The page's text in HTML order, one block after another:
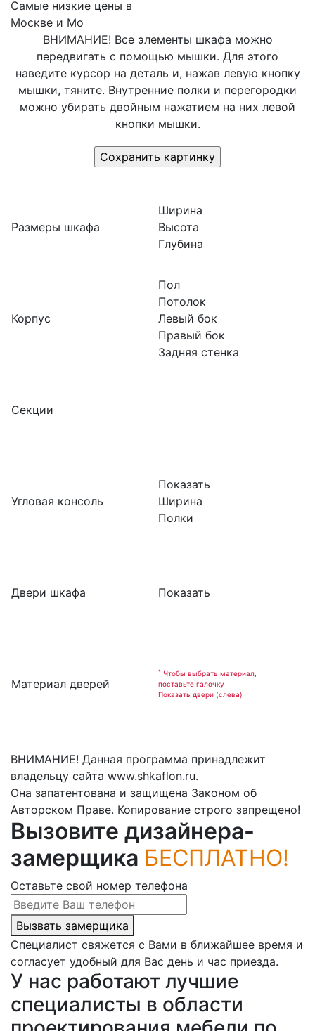
Самые низкие цены в
Москве и Мо
ВНИМАНИЕ! Все элементы шкафа можно
передвигать с помощью мышки. Для этого
наведите курсор на деталь и, нажав левую кнопку
мышки, тяните. Внутренние полки и перегородки
можно убирать двойным нажатием на них левой
кнопки мышки.
Размеры шкафа
Корпус
Секции
Угловая консоль
Двери шкафа
Материал дверей
Ширина
Высота
Глубина
Пол
Потолок
Левый бок
Правый бок
Задняя стенка
Показать
Ширина
Полки
Показать
* Чтобы выбрать материал,
поставьте галочку
Показать двери (слева)
ВНИМАНИЕ! Данная программа принадлежит
владельцу сайта www.shkaflon.ru.
Она запатентована и защищена Законом об
Авторском Праве. Копирование строго запрещено!
Вызовите дизайнера-
замерщика БЕСПЛАТНО!
Оставьте свой номер телефона
Вызвать замерщика
Специалист свяжется с Вами в ближайшее время и
согласует удобный для Вас день и час приезда.
У нас работают лучшие
специалисты в области